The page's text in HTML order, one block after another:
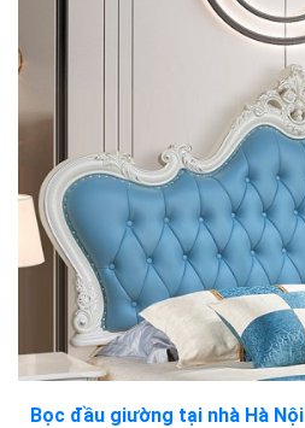
Bọc đầu giường tại nhà Hà Nội